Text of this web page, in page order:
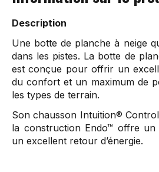
Description
Une botte de planche à neige
dans les pistes. La botte de
est conçue pour offrir un
du confort et un maximum de
les types de terrain.
Son chausson Intuition®
la construction Endo™ offre
un excellent retour d’énergie.